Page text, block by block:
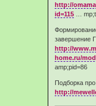
http://
id=115 …
завершение
http://
home.ru/
amp;pid=86
Подборка
http://